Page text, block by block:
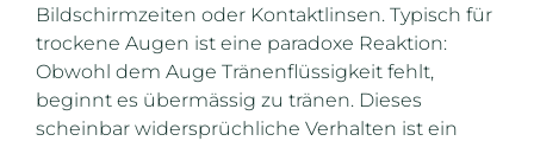
Bildschirmzeiten oder Kontaktlinsen. Typisch für
trockene Augen ist eine paradoxe Reaktion:
Obwohl dem Auge Tränenflüssigkeit fehlt,
beginnt es übermässig zu tränen. Dieses
scheinbar widersprüchliche Verhalten ist ein